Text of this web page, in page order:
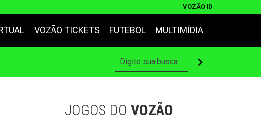
VOZÃO ID
VOZÃO TICKETS FUTEBOL MULTIMÍDIA
JOGOS DO VOZÃO